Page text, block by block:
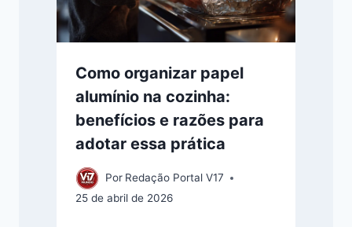
Como organizar papel
alumínio na cozinha:
benefícios e razões para
adotar essa prática
Por Redação Portal V17
25 de abril de 2026